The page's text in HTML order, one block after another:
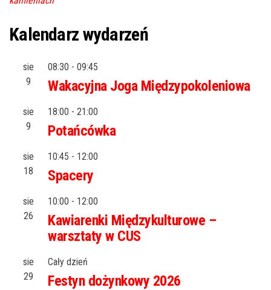
Kalendarz wydarzeń
sie
9
08:30 - 09:45
Wakacyjna Joga Międzypokoleniowa
sie
9
18:00 - 21:00
Potańcówka
sie
18
10:45 - 12:00
Spacery
sie
26
10:00 - 12:00
Kawiarenki Międzykulturowe –
warsztaty w CUS
sie
29
Cały dzień
Festyn dożynkowy 2026